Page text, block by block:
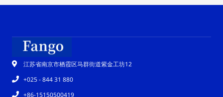
江苏省南京市栖霞区马群街道紫金工坊12
+025 - 844 31 880
+86-15150500419